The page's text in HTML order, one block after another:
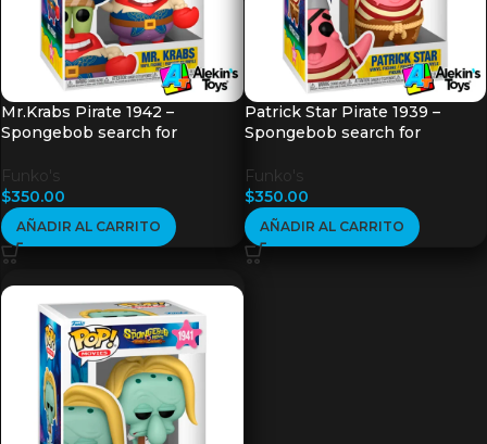
Mr.Krabs Pirate 1942 –
Spongebob search for
Funko's
$350.00
AÑADIR AL CARRITO
Patrick Star Pirate 1939 –
Spongebob search for
Funko's
$350.00
AÑADIR AL CARRITO